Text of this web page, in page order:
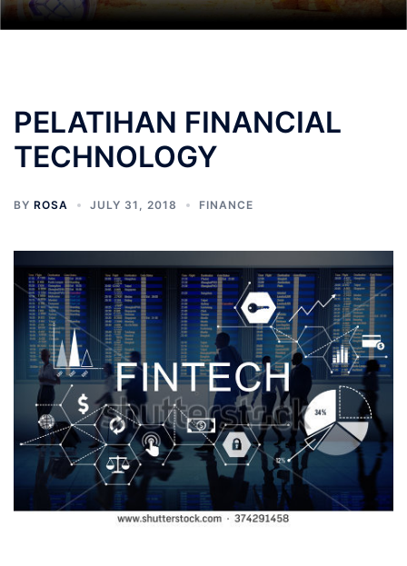
PELATIHAN FINANCIAL
TECHNOLOGY
BY ROSA JULY 31, 2018 FINANCE